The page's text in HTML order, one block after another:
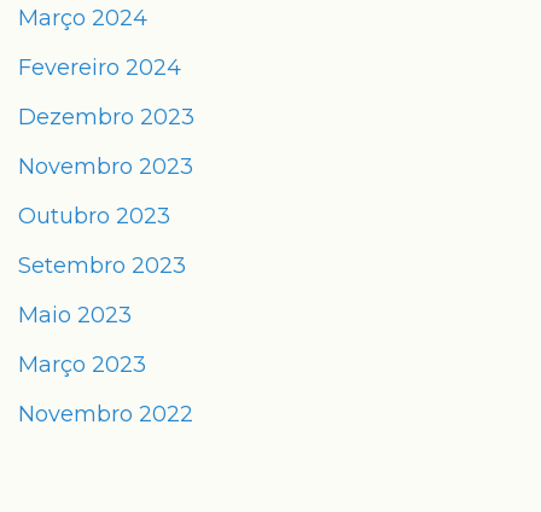
Março 2024
Fevereiro 2024
Dezembro 2023
Novembro 2023
Outubro 2023
Setembro 2023
Maio 2023
Março 2023
Novembro 2022